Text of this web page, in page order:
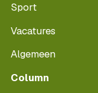
Sport
Vacatures
Algemeen
Column